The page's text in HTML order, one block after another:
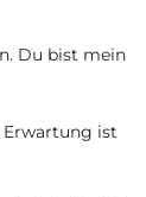
Du bist mein
Erwartung ist